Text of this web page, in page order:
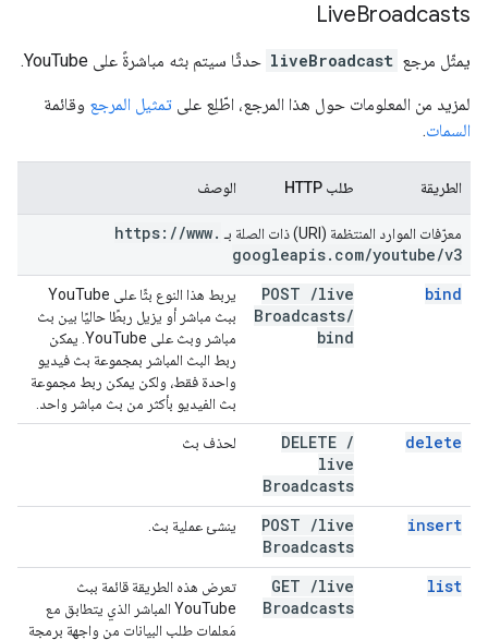
LiveBroadcasts
يمثّل مرجع liveBroadcast حدثًا سيتم بثه مباشرةً على YouTube.
لمزيد من المعلومات حول هذا المرجع، اطّلِع على تمثيل المرجع وقائمة
السمات.
الطريقة طلب HTTP الوصف
معرّفات الموارد المنتظمة (URI) ذات الصلة بـ https: //www.
googleapis. com/youtube/v3
bind
POST /live
Broadcasts/
bind
يربط هذا النوع بثًا على YouTube
ببث مباشر أو يزيل ربطًا حاليًا بين بث
مباشر وبث على YouTube. يمكن
ربط البث المباشر بمجموعة بث فيديو
واحدة فقط، ولكن يمكن ربط مجموعة
بث الفيديو بأكثر من بث مباشر واحد.
delete
DELETE /
live
Broadcasts
لحذف بث
insert
POST /live
Broadcasts
ينشئ عملية بث.
list
GET /live
Broadcasts
تعرض هذه الطريقة قائمة ببث
YouTube المباشر الذي يتطابق مع
مَعلمات طلب البيانات من واجهة برمجة